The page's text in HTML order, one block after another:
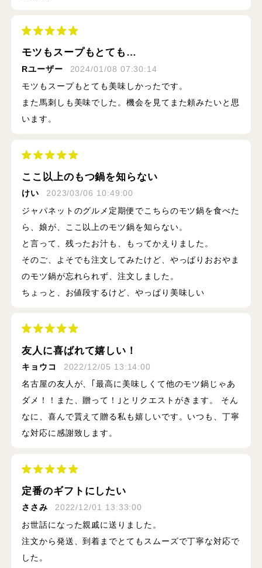
モツもスープもとても…
Rユーザー
2024/01/08 07:30:14
モツもスープもとても美味しかったです。
また馬刺しも美味でした。機会を見てまた頼みたいと思
います。
ここ以上のもつ鍋を知らない
けい
2023/03/06 10:49:00
ジャパネットのグルメ定期便でこちらのモツ鍋を食べた
ら、娘が、ここ以上のモツ鍋を知らない。
と言って、残ったお汁も、もってかえりました。
そのご、よそでも注文してみたけど、やっぱりおおやま
のモツ鍋が忘れられず、注文しました。
ちょっと、お値段するけど、やっぱり美味しい
友人に喜ばれて嬉しい！
キョウコ
2022/12/05 13:14:00
名古屋の友人が、｢最高に美味しくて他のモツ鍋じゃあ
ダメ！！また、贈って！｣とリクエストがきます。 そん
なに、喜んで貰えて贈る私も嬉しいです。いつも、丁寧
な対応に感謝致します。
定番のギフトにしたい
ささみ
2022/12/01 13:33:00
お世話になった親戚に送りました。
注文から発送、到着までとてもスムーズで丁寧な対応で
した。